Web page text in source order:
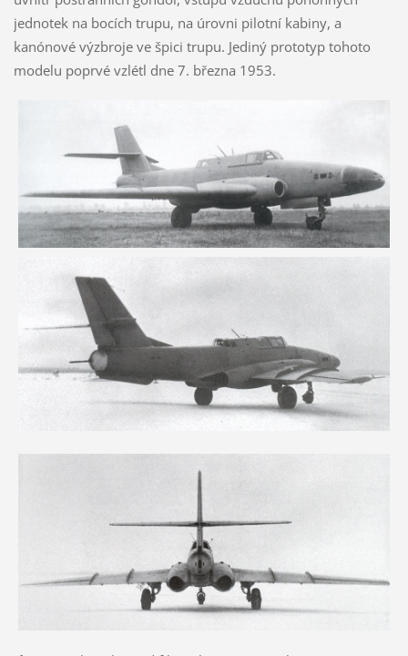
jednotek na bocích trupu, na úrovni pilotní kabiny, a
kanónové výzbroje ve špici trupu. Jediný prototyp tohoto
modelu poprvé vzlétl dne 7. března 1953.